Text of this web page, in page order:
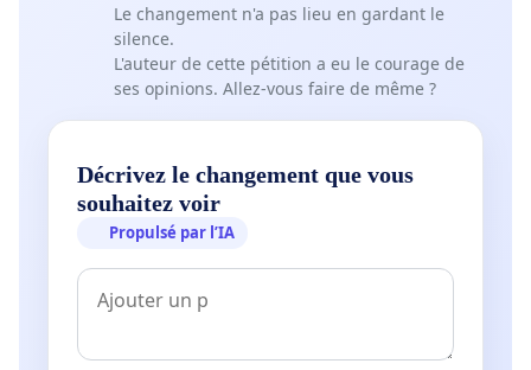
Le changement n'a pas lieu en gardant le
silence.
L'auteur de cette pétition a eu le courage de
ses opinions. Allez-vous faire de même ?
Décrivez le changement que vous
souhaitez voir
Propulsé par l’IA